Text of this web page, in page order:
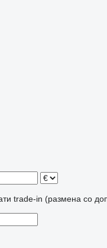
trade-in (размена со